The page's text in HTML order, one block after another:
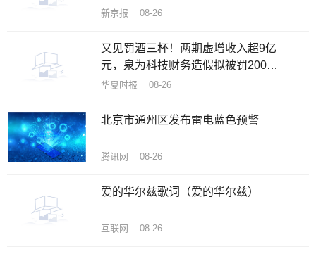
新京报 08-26
又见罚酒三杯！两期虚增收入超9亿
元，泉为科技财务造假拟被罚200万
元
华夏时报 08-26
北京市通州区发布雷电蓝色预警
腾讯网 08-26
爱的华尔兹歌词（爱的华尔兹）
互联网 08-26